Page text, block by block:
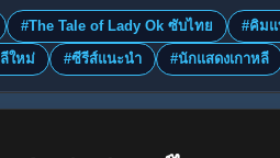
#The Tale of Lady Ok ซับไทย #คิม
ใหม่ #ซีรีส์แนะนำ #นักแสดงเกาหลี